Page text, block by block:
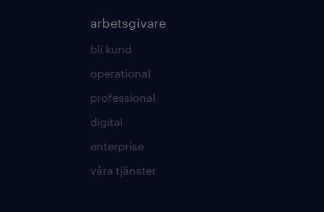
arbetsgivare
bli kund
operational
professional
digital
enterprise
våra tjänster